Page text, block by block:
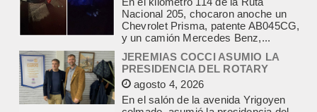
JEREMIAS COCCI ASUMIO LA
PRESIDENCIA DEL ROTARY
En el salón de la avenida Yrigoyen
colmado, asumió la presidencia del
Rotary Club de Lobos Jeremías
Cocci, para el...